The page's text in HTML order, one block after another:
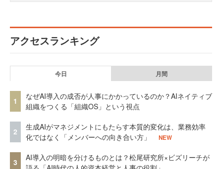
アクセスランキング
今日 月間
1
なぜAI導入の成否が人事にかかっているのか？AIネイティブ
組織をつくる「組織OS」という視点
2
生成AIがマネジメントにもたらす本質的変化は、業務効率
化ではなく「メンバーへの向き合い方」
NEW
3
AI導入の明暗を分けるものとは？松尾研究所×ビズリーチが